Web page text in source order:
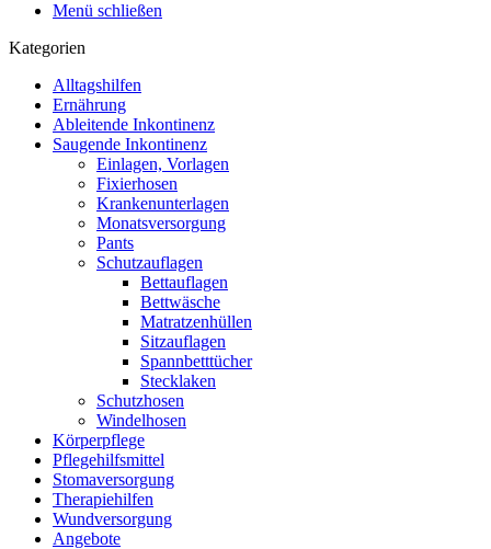
Menü schließen
Kategorien
Alltagshilfen
Ernährung
Ableitende Inkontinenz
Saugende Inkontinenz
Einlagen, Vorlagen
Fixierhosen
Krankenunterlagen
Monatsversorgung
Pants
Schutzauflagen
Bettauflagen
Bettwäsche
Matratzenhüllen
Sitzauflagen
Spannbetttücher
Stecklaken
Schutzhosen
Windelhosen
Körperpflege
Pflegehilfsmittel
Stomaversorgung
Therapiehilfen
Wundversorgung
Angebote